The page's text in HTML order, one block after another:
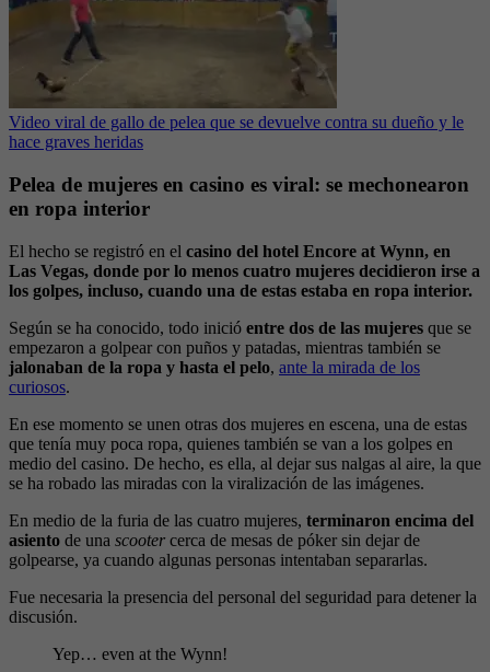
Video viral de gallo de pelea que se devuelve contra su dueño y le
hace graves heridas
Pelea de mujeres en casino es viral: se mechonearon
en ropa interior
El hecho se registró en el casino del hotel Encore at Wynn, en
Las Vegas, donde por lo menos cuatro mujeres decidieron irse a
los golpes, incluso, cuando una de estas estaba en ropa interior.
Según se ha conocido, todo inició entre dos de las mujeres que se
empezaron a golpear con puños y patadas, mientras también se
jalonaban de la ropa y hasta el pelo, ante la mirada de los
curiosos.
En ese momento se unen otras dos mujeres en escena, una de estas
que tenía muy poca ropa, quienes también se van a los golpes en
medio del casino. De hecho, es ella, al dejar sus nalgas al aire, la que
se ha robado las miradas con la viralización de las imágenes.
En medio de la furia de las cuatro mujeres, terminaron encima del
asiento de una scooter cerca de mesas de póker sin dejar de
golpearse, ya cuando algunas personas intentaban separarlas.
Fue necesaria la presencia del personal del seguridad para detener la
discusión.
Yep… even at the Wynn!